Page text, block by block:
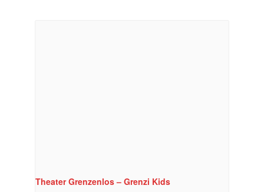
Theater Grenzenlos – Grenzi Kids